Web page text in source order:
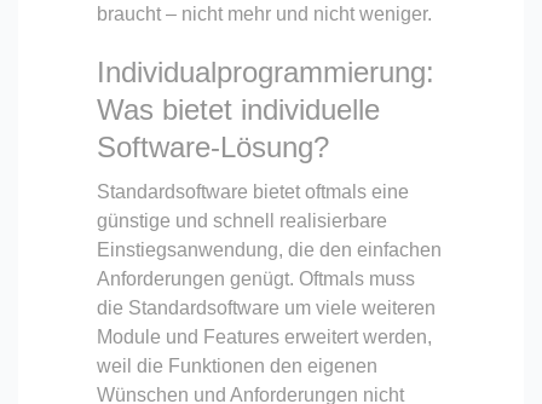
braucht – nicht mehr und nicht weniger.
Individualprogrammierung:
Was bietet individuelle
Software-Lösung?
Standardsoftware bietet oftmals eine
günstige und schnell realisierbare
Einstiegsanwendung, die den einfachen
Anforderungen genügt. Oftmals muss
die Standardsoftware um viele weiteren
Module und Features erweitert werden,
weil die Funktionen den eigenen
Wünschen und Anforderungen nicht